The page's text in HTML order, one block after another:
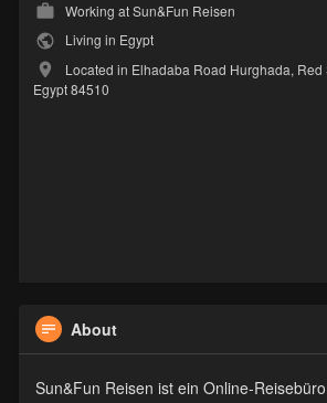
Working at Sun&Fun Reisen
Living in Egypt
Located in Elhadaba Road Hurghada, Red
Egypt 84510
About
Sun&Fun Reisen ist ein Online-